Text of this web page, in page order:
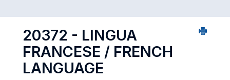
20372 - LINGUA
FRANCESE / FRENCH
LANGUAGE